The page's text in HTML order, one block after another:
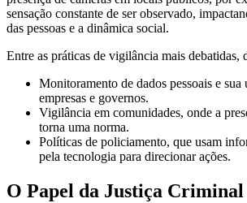
sensação constante de ser observado,
das pessoas e a dinâmica social.
Entre as práticas de vigilância mais debatidas,
Monitoramento de dados pessoais e
empresas e governos.
Vigilância em comunidades, onde a
torna uma norma.
Políticas de policiamento, que usam
pela tecnologia para direcionar ações.
O Papel da Justiça Criminal